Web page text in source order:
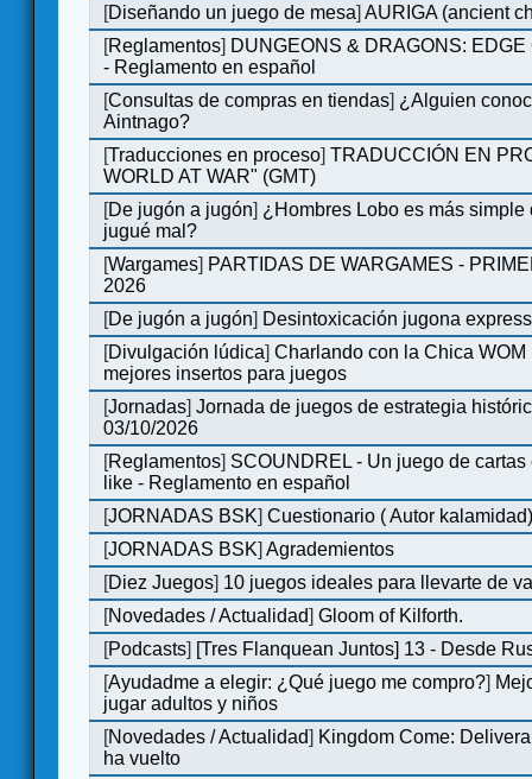
[Diseñando un juego de mesa]AURIGA (ancient
[Reglamentos] DUNGEONS & DRAGONS:
- Reglamento en español
[Consultas de compras en tiendas] ¿Alguien
Aintnago?
[Traducciones en proceso]TRADUCCIÓN EN
WORLD AT WAR" (GMT)
[De jugón a jugón] ¿Hombres Lobo es más simple
jugué mal?
[Wargames] PARTIDAS DE WARGAMES -
2026
[De jugón a jugón] Desintoxicación jugona express
[Divulgación lúdica]Charlando con la Chica WOM
mejores insertos para juegos
[Jornadas]Jornada de juegos de estrategia
03/10/2026
[Reglamentos] SCOUNDREL - Un juego de
like - Reglamento en español
[JORNADAS BSK]Cuestionario ( Autor
[JORNADAS BSK]Agrademientos
[Diez Juegos] 10 juegos ideales para llevarte de
[Novedades / Actualidad]Gloom of Kilforth.
[Podcasts] [Tres Flanquean Juntos] 13 - Desde
[Ayudadme a elegir: ¿Qué juego me compro?]
jugar adultos y niños
[Novedades / Actualidad] Kingdom Come:
ha vuelto